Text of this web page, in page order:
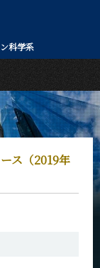
科学系
ス（2019年
English
について